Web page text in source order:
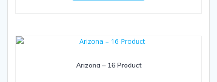
Arizona – 16 Product